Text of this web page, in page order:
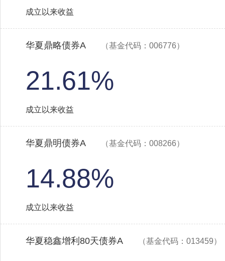
成立以来收益
华夏鼎略债券A （基金代码：006776）
21.61%
成立以来收益
华夏鼎明债券A （基金代码：008266）
14.88%
成立以来收益
华夏稳鑫增利80天债券A （基金代码：013459）